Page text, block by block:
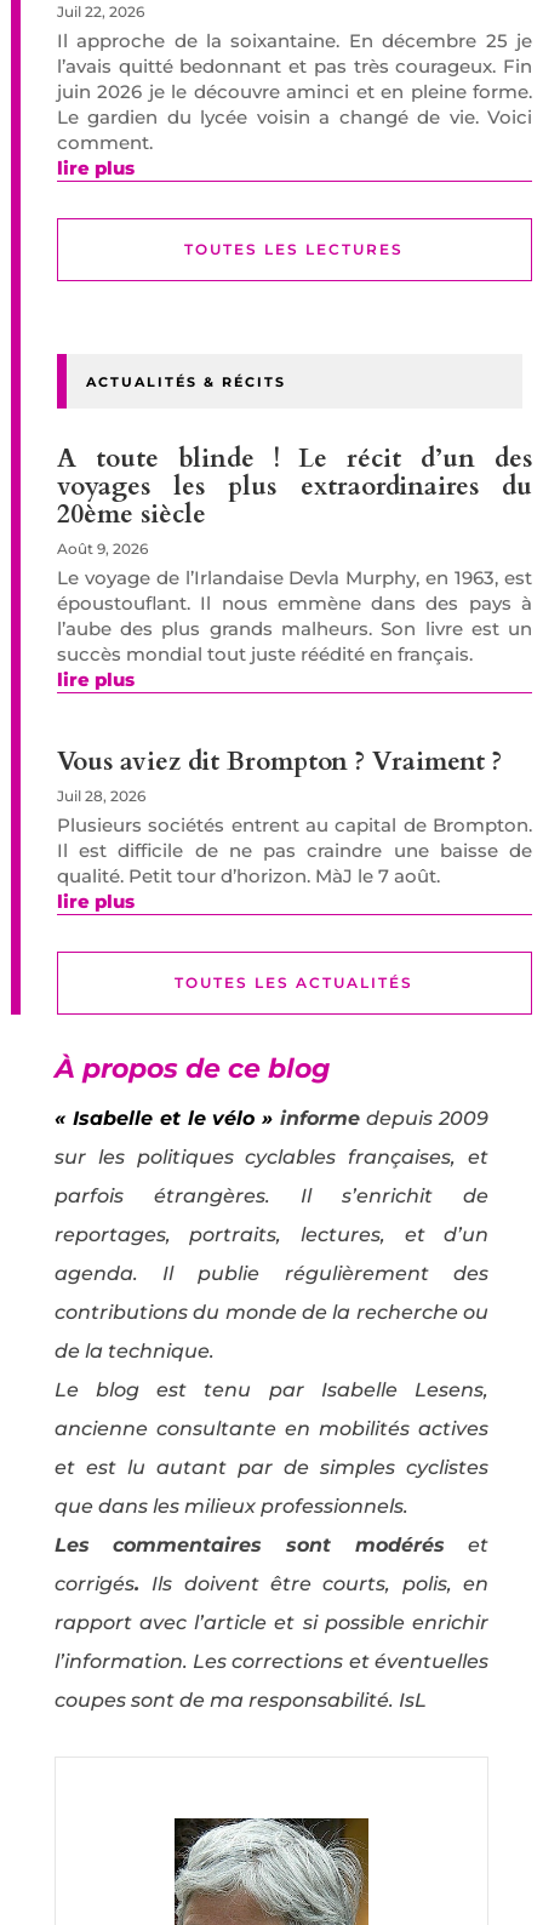
Juil 22, 2026
Il approche de la soixantaine. En décembre 25 je
l’avais quitté bedonnant et pas très courageux. Fin
juin 2026 je le découvre aminci et en pleine forme.
Le gardien du lycée voisin a changé de vie. Voici
comment.
lire plus
TOUTES LES LECTURES
ACTUALITÉS & RÉCITS
A toute blinde ! Le récit d’un des
voyages les plus extraordinaires du
20ème siècle
Août 9, 2026
Le voyage de l’Irlandaise Devla Murphy, en 1963, est
époustouflant. Il nous emmène dans des pays à
l’aube des plus grands malheurs. Son livre est un
succès mondial tout juste réédité en français.
lire plus
Vous aviez dit Brompton ? Vraiment ?
Juil 28, 2026
Plusieurs sociétés entrent au capital de Brompton.
Il est difficile de ne pas craindre une baisse de
qualité. Petit tour d’horizon. MàJ le 7 août.
lire plus
TOUTES LES ACTUALITÉS
À propos de ce blog
« Isabelle et le vélo » informe depuis 2009
sur les politiques cyclables françaises, et
parfois étrangères. Il s’enrichit de
reportages, portraits, lectures, et d’un
agenda. Il publie régulièrement des
contributions du monde de la recherche ou
de la technique.
Le blog est tenu par Isabelle Lesens,
ancienne consultante en mobilités actives
et est lu autant par de simples cyclistes
que dans les milieux professionnels.
Les commentaires sont modéréset
corrigés. Ils doivent être courts, polis, en
rapport avec l’article et si possible enrichir
l’information. Les corrections et éventuelles
coupes sont de ma responsabilité. IsL